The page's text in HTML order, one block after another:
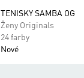
TENISKY SAMBA OG
Ženy Originals
24 farby
Nové